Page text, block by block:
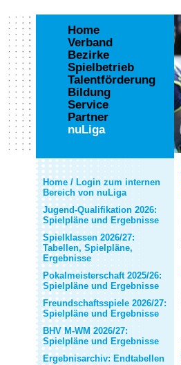
Home
Verband
Bezirke
Spielbetrieb
Talentförderung
Bildung
Service
Partner
nuLiga
Home / Login zum internen
Bereich von nuLiga
Jugend-Qualifikation 2026:
Spielpläne und Ergebnisse
Spielklassen 2026/27:
Tabellen, Spielpläne,
Ergebnisse
Pokalmeisterschaft 2025/26:
Spielpläne und Ergebnisse
Freundschaftsspiele 2026/27:
Spielpläne und Ergebnisse
BHV M-WM 2026/27:
Spielpläne und Ergebnisse
Ergebnisarchiv: Endtabellen